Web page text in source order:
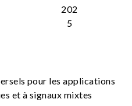
pour les applications
et à signaux mixtes